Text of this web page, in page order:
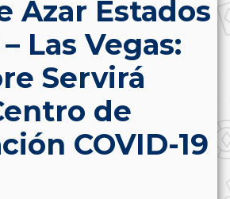
Azar Estados
Las Vegas:
Servirá
de
COVID-19